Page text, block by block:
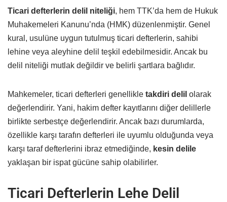
Ticari defterlerin delil niteliği, hem TTK’da hem de Hukuk
Muhakemeleri Kanunu’nda (HMK) düzenlenmiştir. Genel
kural, usulüne uygun tutulmuş ticari defterlerin, sahibi
lehine veya aleyhine delil teşkil edebilmesidir. Ancak bu
delil niteliği mutlak değildir ve belirli şartlara bağlıdır.
Mahkemeler, ticari defterleri genellikle takdiri delil olarak
değerlendirir. Yani, hakim defter kayıtlarını diğer delillerle
birlikte serbestçe değerlendirir. Ancak bazı durumlarda,
özellikle karşı tarafın defterleri ile uyumlu olduğunda veya
karşı taraf defterlerini ibraz etmediğinde, kesin delile
yaklaşan bir ispat gücüne sahip olabilirler.
Ticari Defterlerin Lehe Delil